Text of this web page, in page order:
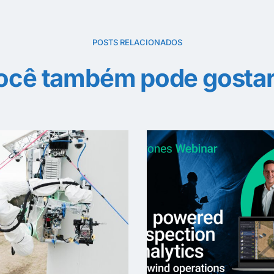
POSTS RELACIONADOS
também pode